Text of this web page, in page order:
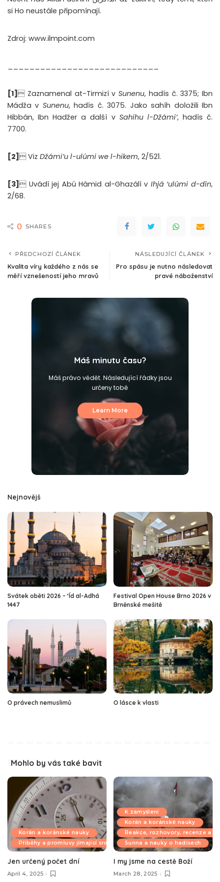
si Ho neustále připomínají.
Zdroj: www.ilmpoint.com
[1]  Zaznamenal at-Tirmizí v Sunenu, hadís č. 3375; Ibn
Mádža v Sunenu, hadís č. 3075. Jako sahíh doložili Ibn
Hibbán, Ibn Hadžer a další v Sahíhu l-Džámi’, hadís č.
7700.
[2]  Viz Džámi’u l-ulúmi we l-hikem, 2/521.
[3]  Uvádí jej Abú Hámid al-Ghazálí v Ihjá ‘ulúmi d-dín,
2/68.
0 SHARES
PŘEDCHOZÍ ČLÁNEK
Kvalita víry každého z nás se
měří vznešeností jeho mravů
NÁSLEDUJÍCÍ ČLÁNEK
Pro spásu je nutno následovat
pravé náboženství
Máš minutu času?
Máš právo vědět. Následující řádky jsou
určeny tobě
Learn More
Nejnovějš
Svátek oběti 2026 – ‘Íd al-Adhá
1447
Festival Open House Brno 2026 v
Brněnské mešitě
O právech nemuslimů O lásce k vlasti
Mohlo by vás také bavit
Korán a koránské nauky
Příběhy a promluvy jímající srdce
Jen určený počet dní
April 4, 2025
K zamyšlení
Korán a koránské nauky
Reakce, rozhovory, recenze a
Sunna a nauky o hadísech
I my jsme na cestě Boží
March 28, 2025